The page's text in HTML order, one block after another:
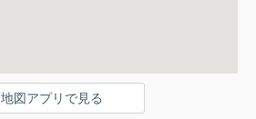
地図アプリで見る